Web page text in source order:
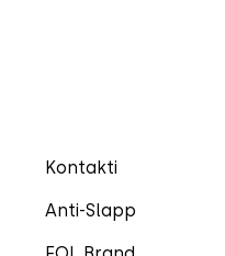
Kontakti
Anti-Slapp